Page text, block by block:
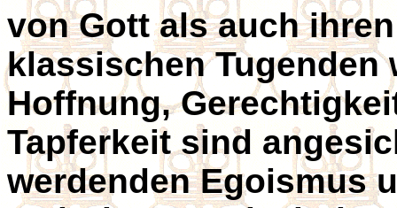
von Gott als auch
klassischen Tugenden
Hoffnung,
Tapferkeit sind
werdenden Egoismus